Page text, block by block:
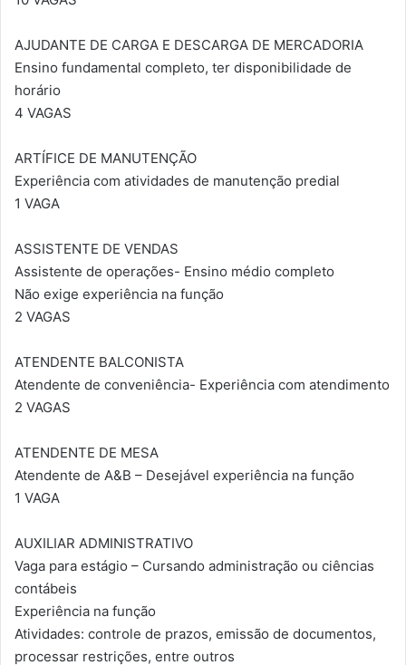
AJUDANTE DE CARGA E DESCARGA DE MERCADORIA
Ensino fundamental completo, ter disponibilidade de
horário
4 VAGAS
ARTÍFICE DE MANUTENÇÃO
Experiência com atividades de manutenção predial
1 VAGA
ASSISTENTE DE VENDAS
Assistente de operações- Ensino médio completo
Não exige experiência na função
2 VAGAS
ATENDENTE BALCONISTA
Atendente de conveniência- Experiência com atendimento
2 VAGAS
ATENDENTE DE MESA
Atendente de A&B – Desejável experiência na função
1 VAGA
AUXILIAR ADMINISTRATIVO
Vaga para estágio – Cursando administração ou ciências
contábeis
Experiência na função
Atividades: controle de prazos, emissão de documentos,
processar restrições, entre outros